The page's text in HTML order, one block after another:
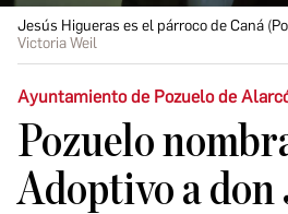
Jesús Higueras es el párroco de Caná
Victoria Weil
Ayuntamiento de Pozuelo de
Pozuelo
Adoptivo a don